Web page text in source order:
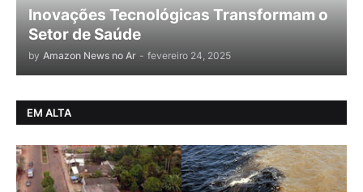
Inovações Tecnológicas Transformam o
Setor de Saúde
by Amazon News no Ar - fevereiro 24, 2025
EM ALTA